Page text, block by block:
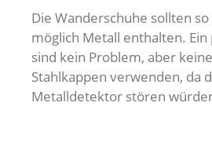
Die Wanderschuhe sollten
möglich Metall enthalten.
sind kein Problem, aber
Stahlkappen verwenden, da
Metalldetektor stören